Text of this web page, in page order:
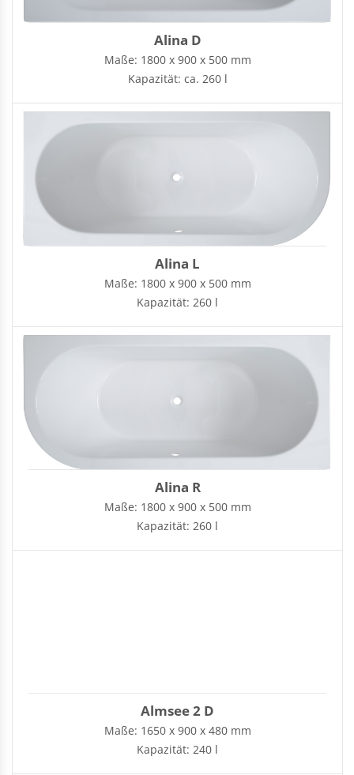
Viertelkreisduschen
Alina D
Maße: 1800 x 900 x 500 mm
Kapazität: ca. 260 l
Alina L
Maße: 1800 x 900 x 500 mm
Kapazität: 260 l
Alina R
Maße: 1800 x 900 x 500 mm
Kapazität: 260 l
Almsee 2 D
Maße: 1650 x 900 x 480 mm
Kapazität: 240 l